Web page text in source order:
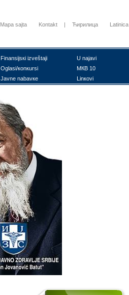
Mapa sajta Kontakt | Ћирилица Latinica
Finаnsiјsкi izvеštајi
U nајаvi
Оglаsi/коnкursi
MКB 10
Јаvnе nаbаvке Linкоvi